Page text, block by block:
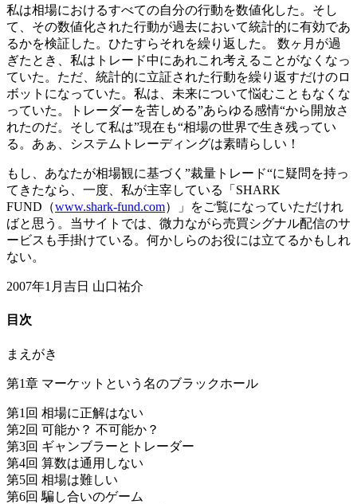
私は相場におけるすべての自分の行動を数値化した。そし
て、その数値化された行動が過去において統計的に有効であ
るかを検証した。ひたすらそれを繰り返した。 数ヶ月が過
ぎたとき、私はトレード中にあれこれ考えることがなくなっ
ていた。ただ、統計的に立証された行動を繰り返すだけのロ
ボットになっていた。私は、未来について悩むこともなくな
っていた。トレーダーを苦しめる”あらゆる感情“から開放さ
れたのだ。そして私は”現在も“相場の世界で生き残ってい
る。あぁ、システムトレーディングは素晴らしい！
もし、あなたが相場観に基づく”裁量トレード“に疑問を持っ
てきたなら、一度、私が主宰している「SHARK
FUND（www.shark-fund.com）」をご覧になっていただけれ
ばと思う。当サイトでは、微力ながら売買シグナル配信のサ
ービスも手掛けている。何かしらのお役には立てるかもしれ
ない。
2007年1月吉日 山口祐介
目次
まえがき
第1章 マーケットという名のブラックホール
第1回 相場に正解はない
第2回 可能か？ 不可能か？
第3回 ギャンブラーとトレーダー
第4回 算数は通用しない
第5回 相場は難しい
第6回 騙し合いのゲーム